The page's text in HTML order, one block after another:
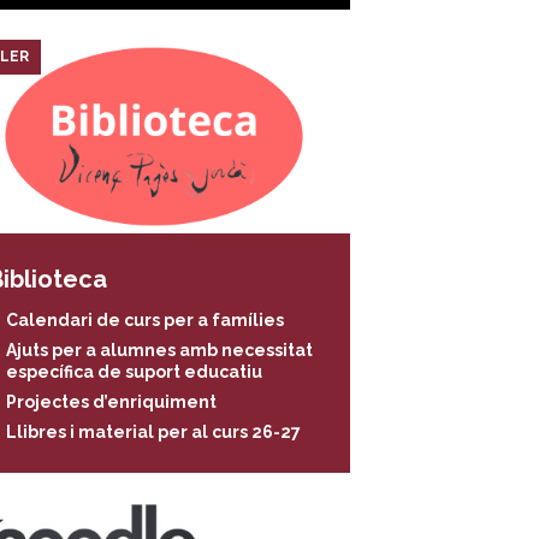
Calendari de curs per a famílies
Ajuts per a alumnes amb necessitat
específica de suport educatiu
Projectes d’enriquiment
Llibres i material per al curs 26-27